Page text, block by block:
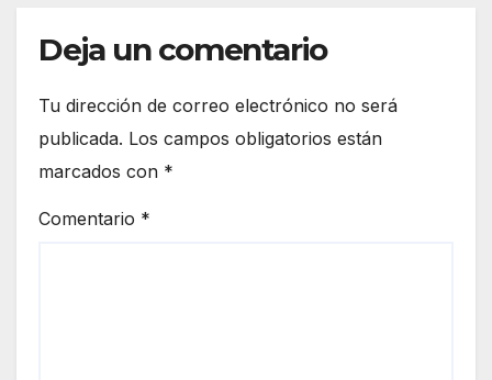
Deja un comentario
Tu dirección de correo electrónico no será
publicada. Los campos obligatorios están
marcados con *
Comentario *